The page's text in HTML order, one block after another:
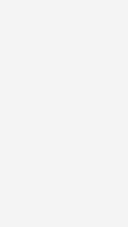
gewerblicher
mehrere Vorteile mit. Dazu
Drittel des GWP von R410A)
Systeme. R32 ist ein
werden kann. Es ist
als A2L-Kältemittel
Vielzahl von Systemen
für R32 circa
ein azetropes Gemisch aus 50 %
Produkte
Anlagen müssen sicher sein.